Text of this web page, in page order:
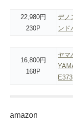
22,980円
230P
デノ
ンド
16,800円
168P
ヤマ
E373
amazon